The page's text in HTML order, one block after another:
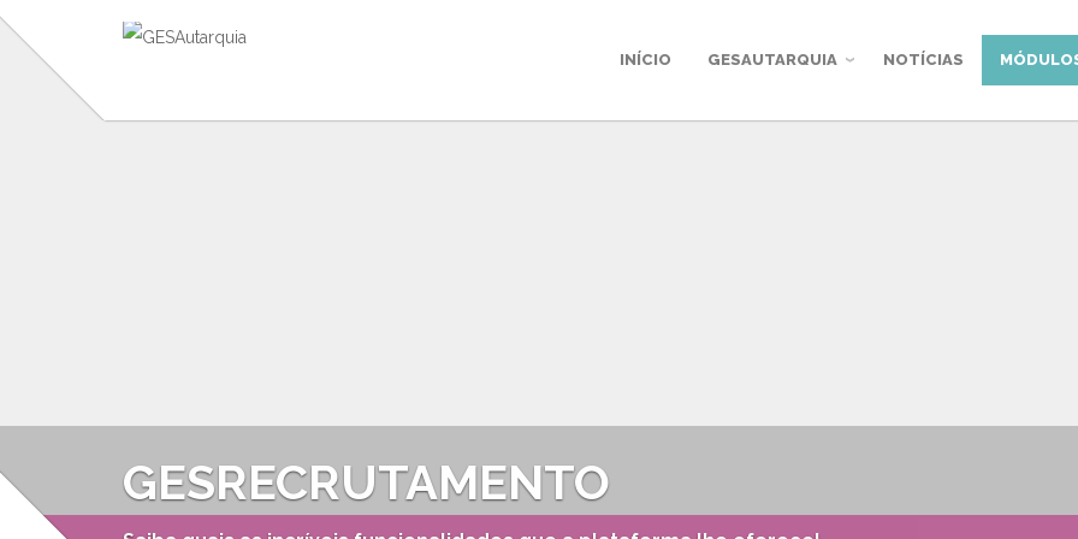
INÍCIO GESAUTARQUIA NOTÍCIAS
GESRECRUTAMENTO